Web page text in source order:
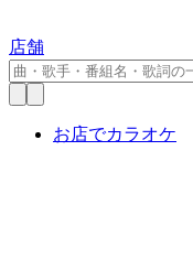
店舗
お店でカラオケ